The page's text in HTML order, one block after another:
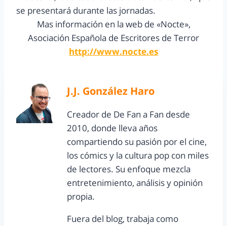
se presentará durante las jornadas.
Mas información en la web de «Nocte»,
Asociación Española de Escritores de Terror
http://www.nocte.es
J.J. González Haro
Creador de De Fan a Fan desde
2010, donde lleva años
compartiendo su pasión por el cine,
los cómics y la cultura pop con miles
de lectores. Su enfoque mezcla
entretenimiento, análisis y opinión
propia.
Fuera del blog, trabaja como